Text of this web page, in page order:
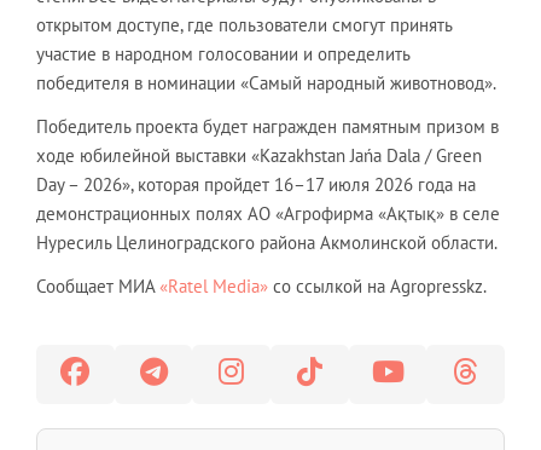
открытом доступе, где пользователи смогут принять
участие в народном голосовании и определить
победителя в номинации «Самый народный животновод».
Победитель проекта будет награжден памятным призом в
ходе юбилейной выставки «Kazakhstan Jańa Dala / Green
Day – 2026», которая пройдет 16–17 июля 2026 года на
демонстрационных полях АО «Агрофирма «Ақтық» в селе
Нуресиль Целиноградского района Акмолинской области.
Сообщает МИА «Ratel Media» со ссылкой на Agropresskz.